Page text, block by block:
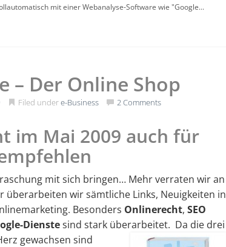
mit einer Webanalyse-Software wie "Google...
– Der Online Shop
Filed undere-Business 2 Comments
im Mai 2009 auch für
mit sich bringen… Mehr verraten wir an
überarbeiten wir sämtliche Links, Neuigkeiten in
Besonders Onlinerecht, SEO
Dienstesind stark überarbeitet. Da die drei
gewachsen sind